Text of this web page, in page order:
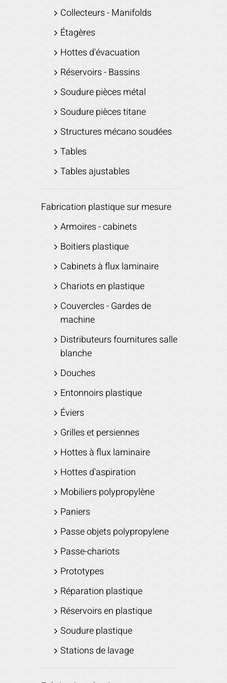
Collecteurs - Manifolds
Étagères
Hottes d'évacuation
Réservoirs - Bassins
Soudure pièces métal
Soudure pièces titane
Structures mécano soudées
Tables
Tables ajustables
Fabrication plastique sur mesure
Armoires - cabinets
Boitiers plastique
Cabinets à flux laminaire
Chariots en plastique
Couvercles - Gardes de
machine
Distributeurs fournitures salle
blanche
Douches
Entonnoirs plastique
Éviers
Grilles et persiennes
Hottes à flux laminaire
Hottes d'aspiration
Mobiliers polypropylène
Paniers
Passe objets polypropylene
Passe-chariots
Prototypes
Réparation plastique
Réservoirs en plastique
Soudure plastique
Stations de lavage